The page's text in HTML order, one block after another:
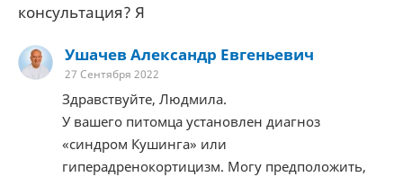
консультация? Я
Ушачев Александр Евгеньевич
27 Сентября 2022
Здравствуйте, Людмила.
У вашего питомца установлен диагноз
«синдром Кушинга» или
гиперадренокортицизм. Могу предположить,